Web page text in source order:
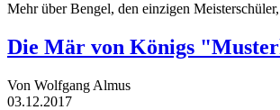
Mehr über Bengel, den einzigen
Die Mär von Königs
Von Wolfgang Almus
03.12.2017